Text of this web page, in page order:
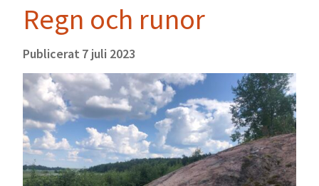
Regn och runor
Publicerat 7 juli 2023